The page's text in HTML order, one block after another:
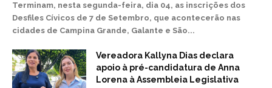
Terminam, nesta segunda-feira, dia 04, as inscrições dos
Desfiles Cívicos de 7 de Setembro, que acontecerão nas
cidades de Campina Grande, Galante e São...
Vereadora Kallyna Dias declara
apoio à pré-candidatura de Anna
Lorena à Assembleia Legislativa